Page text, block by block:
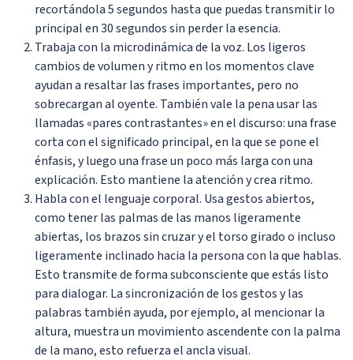
recortándola 5 segundos hasta que puedas transmitir lo
principal en 30 segundos sin perder la esencia.
Trabaja con la microdinámica de la voz. Los ligeros
cambios de volumen y ritmo en los momentos clave
ayudan a resaltar las frases importantes, pero no
sobrecargan al oyente. También vale la pena usar las
llamadas «pares contrastantes» en el discurso: una frase
corta con el significado principal, en la que se pone el
énfasis, y luego una frase un poco más larga con una
explicación. Esto mantiene la atención y crea ritmo.
Habla con el lenguaje corporal. Usa gestos abiertos,
como tener las palmas de las manos ligeramente
abiertas, los brazos sin cruzar y el torso girado o incluso
ligeramente inclinado hacia la persona con la que hablas.
Esto transmite de forma subconsciente que estás listo
para dialogar. La sincronización de los gestos y las
palabras también ayuda, por ejemplo, al mencionar la
altura, muestra un movimiento ascendente con la palma
de la mano, esto refuerza el ancla visual.